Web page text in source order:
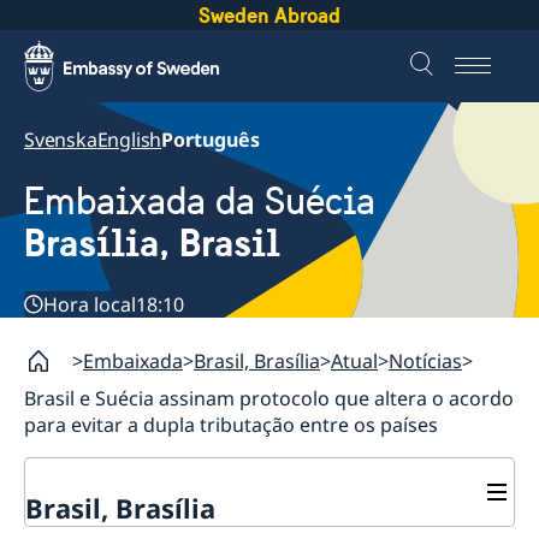
Sweden Abroad
SvenskaEnglishPortuguês
Embaixada da Suécia
Brasília, Brasil
Hora local18:10
Embaixada Brasil, Brasília Atual Notícias
Brasil e Suécia assinam protocolo que altera o acordo
para evitar a dupla tributação entre os países
Brasil, Brasília